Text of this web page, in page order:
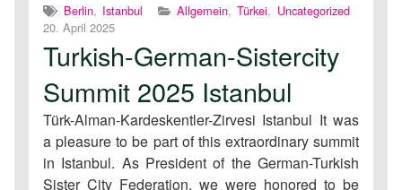
Berlin, Istanbul Allgemein,Türkei, Uncategorized
20. April 2025
Turkish-German-Sistercity
Summit 2025 Istanbul
Türk-Alman-Kardeskentler-Zirvesi Istanbul It was
a pleasure to be part of this extraordinary summit
in Istanbul. As President of the German-Turkish
Sister City Federation, we were honored to be